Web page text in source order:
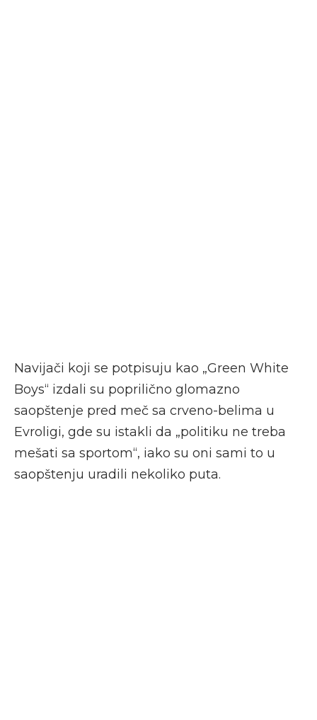
Navijači koji se potpisuju kao „Green White
Boys“ izdali su poprilično glomazno
saopštenje pred meč sa crveno-belima u
Evroligi, gde su istakli da „politiku ne treba
mešati sa sportom“, iako su oni sami to u
saopštenju uradili nekoliko puta.